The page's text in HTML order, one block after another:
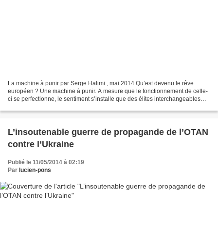
La machine à punir par Serge Halimi , mai 2014 Qu’est devenu le rêve
européen ? Une machine à punir. A mesure que le fonctionnement de celle-
ci se perfectionne, le sentiment s’installe que des élites interchangeables
L’insoutenable guerre de propagande de l’OTAN
contre l’Ukraine
Publié le 11/05/2014 à 02:19
Par lucien-pons